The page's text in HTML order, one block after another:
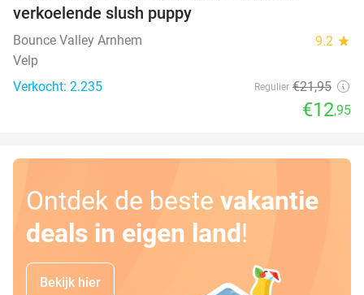
verkoelende slush puppy
Bounce Valley Arnhem 9.2 star
Velp
Verkocht: 2.235
Regulier €21,95
€12,95
Ontdek de beste vakantie
deals in eigen land!
Bekijk hier